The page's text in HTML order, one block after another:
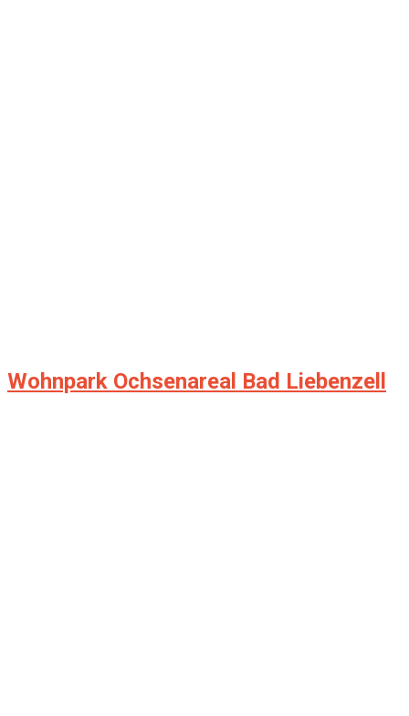
Wohnpark Ochsenareal Bad Liebenzell